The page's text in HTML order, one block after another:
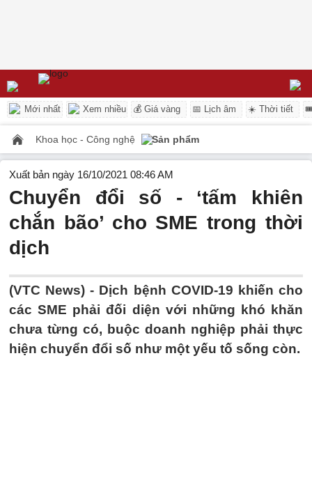
Mới nhất Xem nhiều 💰 Giá vàng 📅 Lịch âm ☀️ Thời tiết
Khoa học - Công nghệ Sản phẩm
Xuất bản ngày 16/10/2021 08:46 AM
Chuyển đổi số - ‘tấm khiên
chắn bão’ cho SME trong thời
dịch
(VTC News) - Dịch bệnh COVID-19 khiến cho
các SME phải đối diện với những khó khăn
chưa từng có, buộc doanh nghiệp phải thực
hiện chuyển đổi số như một yếu tố sống còn.